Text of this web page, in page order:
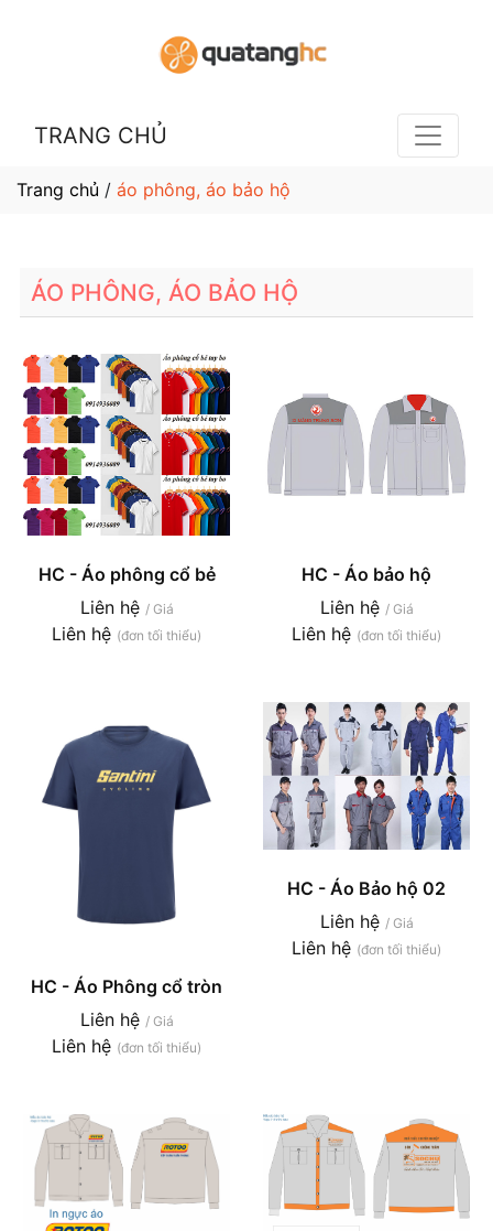
TRANG CHỦ
Trang chủ / áo phông, áo bảo hộ
ÁO PHÔNG, ÁO BẢO HỘ
HC - Áo phông cổ bẻ
Liên hệ / Giá
Liên hệ (đơn tối thiểu)
HC - Áo bảo hộ
Liên hệ / Giá
Liên hệ (đơn tối thiểu)
HC - Áo Phông cổ tròn
Liên hệ / Giá
Liên hệ (đơn tối thiểu)
HC - Áo Bảo hộ 02
Liên hệ / Giá
Liên hệ (đơn tối thiểu)